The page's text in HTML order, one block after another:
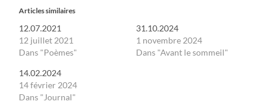
Articles similaires
12.07.2021
12 juillet 2021
Dans "Poèmes"
31.10.2024
1 novembre 2024
Dans "Avant le sommeil"
14.02.2024
14 février 2024
Dans "Journal"